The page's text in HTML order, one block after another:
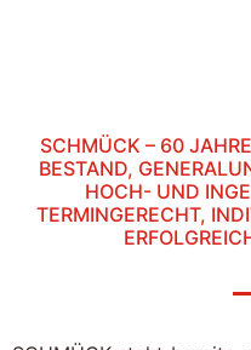
SCHMÜCK – 60
BESTAND,
HOCH- UND
TERMINGERECHT,